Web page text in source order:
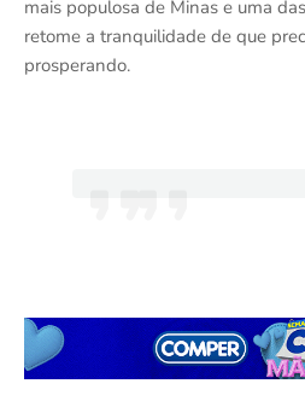
mais populosa de Minas e uma
retome a tranquilidade de que
prosperando.